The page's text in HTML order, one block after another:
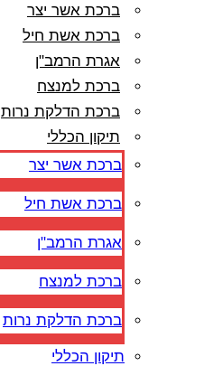
ברכת אשר יצר
ברכת אשת חיל
אגרת הרמב"ן
ברכת למנצח
ברכת הדלקת נרות
תיקון הכללי
ברכת אשר יצר
ברכת אשת חיל
אגרת הרמב"ן
ברכת למנצח
ברכת הדלקת נרות
תיקון הכללי